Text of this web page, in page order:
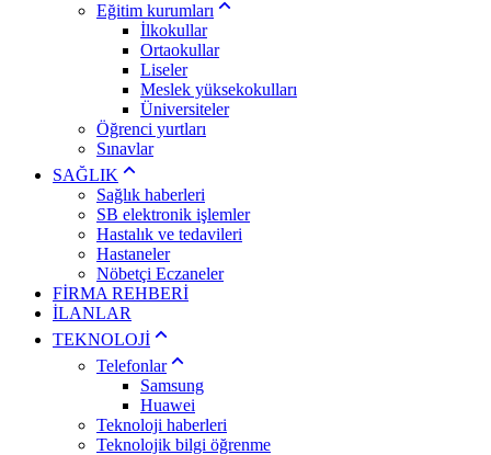
Eğitim kurumları
İlkokullar
Ortaokullar
Liseler
Meslek yüksekokulları
Üniversiteler
Öğrenci yurtları
Sınavlar
SAĞLIK
Sağlık haberleri
SB elektronik işlemler
Hastalık ve tedavileri
Hastaneler
Nöbetçi Eczaneler
FİRMA REHBERİ
İLANLAR
TEKNOLOJİ
Telefonlar
Samsung
Huawei
Teknoloji haberleri
Teknolojik bilgi öğrenme